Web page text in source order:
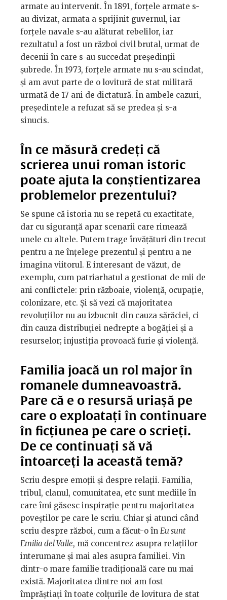
armate au intervenit. În 1891, forțele armate s-
au divizat, armata a sprijinit guvernul, iar
forțele navale s-au alăturat rebelilor, iar
rezultatul a fost un război civil brutal, urmat de
decenii în care s-au succedat președinții
șubrede. În 1973, forțele armate nu s-au scindat,
și am avut parte de o lovitură de stat militară
urmată de 17 ani de dictatură. În ambele cazuri,
președintele a refuzat să se predea și s-a
sinucis.
În ce măsură credeți că
scrierea unui roman istoric
poate ajuta la conștientizarea
problemelor prezentului?
Se spune că istoria nu se repetă cu exactitate,
dar cu siguranță apar scenarii care rimează
unele cu altele. Putem trage învățături din trecut
pentru a ne înțelege prezentul și pentru a ne
imagina viitorul. E interesant de văzut, de
exemplu, cum patriarhatul a gestionat de mii de
ani conflictele: prin războaie, violență, ocupație,
colonizare, etc. Și să vezi că majoritatea
revoluțiilor nu au izbucnit din cauza sărăciei, ci
din cauza distribuției nedrepte a bogăției și a
resurselor; injustiția provoacă furie și violență.
Familia joacă un rol major în
romanele dumneavoastră.
Pare că e o resursă uriașă pe
care o exploatați în continuare
în ficțiunea pe care o scrieți.
De ce continuați să vă
întoarceți la această temă?
Scriu despre emoții și despre relații. Familia,
tribul, clanul, comunitatea, etc sunt mediile în
care îmi găsesc inspirație pentru majoritatea
poveștilor pe care le scriu. Chiar și atunci când
scriu despre război, cum a făcut-o în Eu sunt
Emilia del Valle, mă concentrez asupra relațiilor
interumane și mai ales asupra familiei. Vin
dintr-o mare familie tradițională care nu mai
există. Majoritatea dintre noi am fost
împrăștiați în toate colțurile de lovitura de stat